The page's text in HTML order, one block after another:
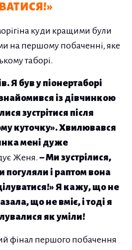
куди кращими були
на першому побаченні, яке
таборі.
Я був у піонертаборі
із дівчинкою
зустрітися після
куточку». Хвилювався
мені дуже
Женя. – Ми зустрілися,
погуляли і раптом вона
Я кажу, що не
що не вміє, і тоді я
як уміли!
фінал першого побачення